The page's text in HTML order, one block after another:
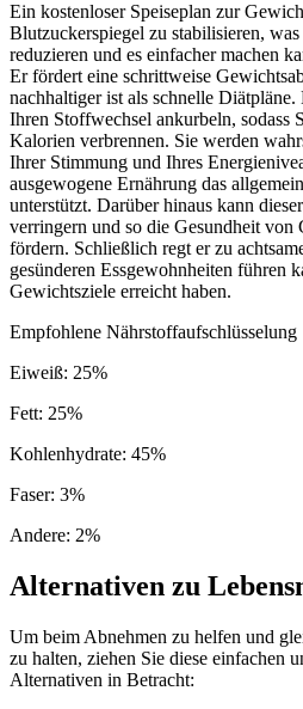
Ein kostenloser Speiseplan zur
Blutzuckerspiegel zu stabilisieren,
reduzieren und es einfacher machen
Er fördert eine schrittweise
nachhaltiger ist als schnelle Diätpläne.
Ihren Stoffwechsel ankurbeln, sodass
Kalorien verbrennen. Sie werden
Ihrer Stimmung und Ihres
ausgewogene Ernährung das
unterstützt. Darüber hinaus kann
verringern und so die Gesundheit von
fördern. Schließlich regt er zu
gesünderen Essgewohnheiten führen
Gewichtsziele erreicht haben.
Empfohlene Nährstoffaufschlüsselung
Eiweiß: 25%
Fett: 25%
Kohlenhydrate: 45%
Faser: 3%
Andere: 2%
Alternativen zu
Um beim Abnehmen zu helfen und
zu halten, ziehen Sie diese einfachen
Alternativen in Betracht: